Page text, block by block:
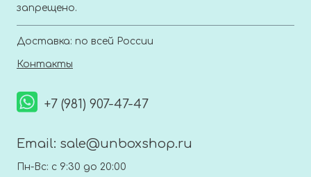
запрещено.
Доставка: по всей России
Контакты
+7 (981) 907-47-47
Email: sale@unboxshop.ru
Пн-Вс: с 9:30 до 20:00